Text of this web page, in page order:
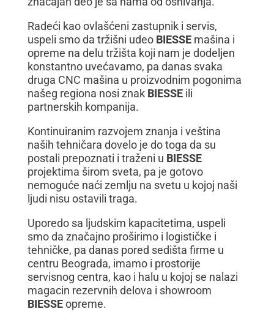
Radeći kao ovlašćeni zastupnik i servis,
uspeli smo da tržišni udeo BIESSEmašina i
opreme na delu tržišta koji nam je dodeljen
konstantno uvećavamo, pa danas svaka
druga CNC mašina u proizvodnim pogonima
našeg regiona nosi znak BIESSEili
partnerskih kompanija.
Kontinuiranim razvojem znanja i veština
naših tehničara dovelo je do toga da su
postali prepoznati i traženi u BIESSE
projektima širom sveta, pa je gotovo
nemoguće naći zemlju na svetu u kojoj naši
ljudi nisu ostavili traga.
Uporedo sa ljudskim kapacitetima, uspeli
smo da značajno proširimo i logističke i
tehničke, pa danas pored sedišta firme u
centru Beograda, imamo i prostorije
servisnog centra, kao i halu u kojoj se nalazi
magacin rezervnih delova i showroom
BIESSEopreme.